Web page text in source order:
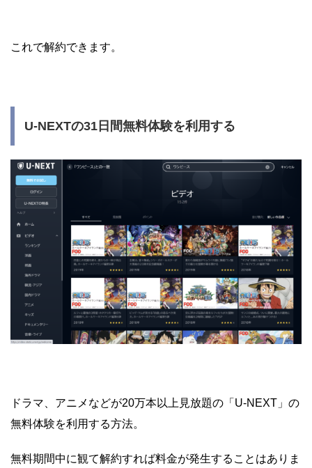
これで解約できます。
U-NEXTの31日間無料体験を利用する
ドラマ、アニメなどが20万本以上見放題の「U-NEXT」の
無料体験を利用する方法。
無料期間中に観て解約すれば料金が発生することはありま